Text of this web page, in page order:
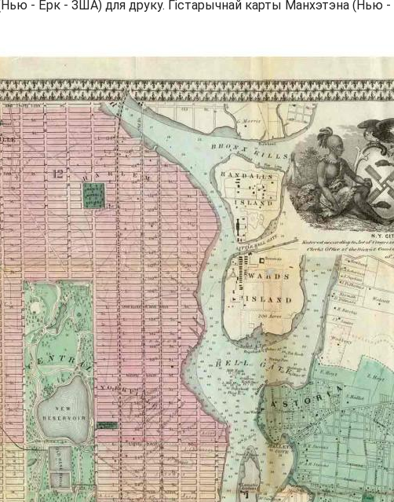
- Ёрк - ЗША) для друку. Гістарычнай карты Манхэтэна (Нью